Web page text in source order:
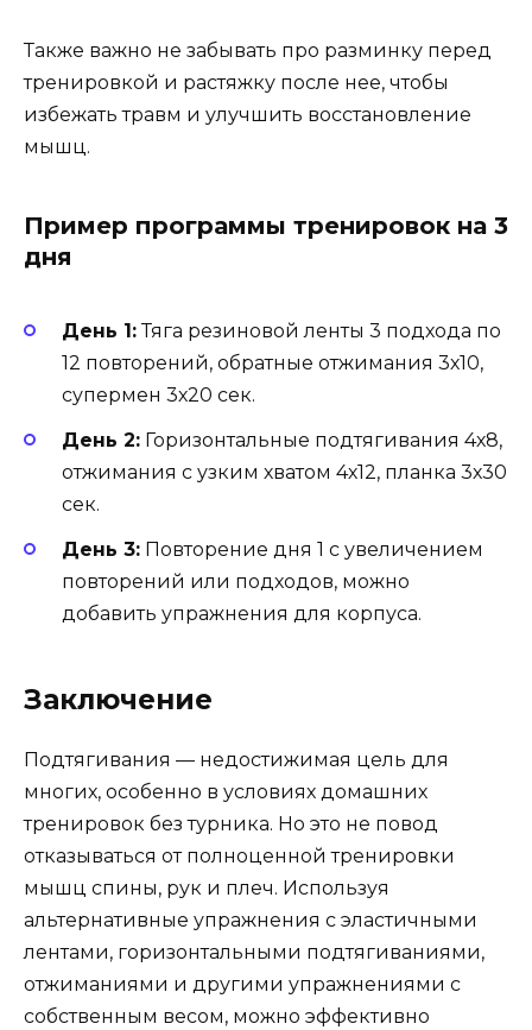
Также важно не забывать про разминку перед
тренировкой и растяжку после нее, чтобы
избежать травм и улучшить восстановление
мышц.
Пример программы тренировок на 3
дня
День 1:Тяга резиновой ленты 3 подхода по
12 повторений, обратные отжимания 3х10,
супермен 3х20 сек.
День 2: Горизонтальные подтягивания 4х8,
отжимания с узким хватом 4х12, планка 3х30
сек.
День 3: Повторение дня 1 с увеличением
повторений или подходов, можно
добавить упражнения для корпуса.
Заключение
Подтягивания — недостижимая цель для
многих, особенно в условиях домашних
тренировок без турника. Но это не повод
отказываться от полноценной тренировки
мышц спины, рук и плеч. Используя
альтернативные упражнения с эластичными
лентами, горизонтальными подтягиваниями,
отжиманиями и другими упражнениями с
собственным весом, можно эффективно